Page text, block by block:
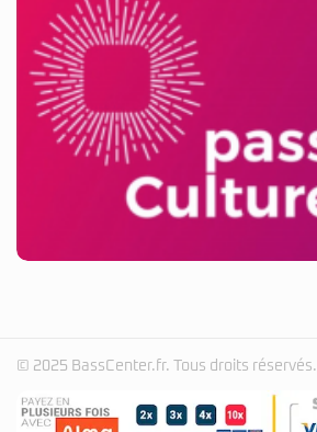
© 2025 BassCenter.fr. Tous droits réservés.